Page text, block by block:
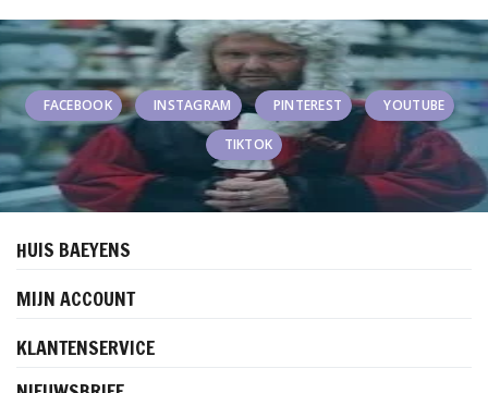
FACEBOOK INSTAGRAM PINTEREST YOUTUBE
TIKTOK
HUIS BAEYENS
MIJN ACCOUNT
KLANTENSERVICE